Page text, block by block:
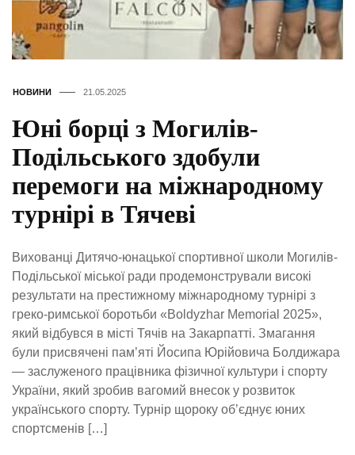
НОВИНИ 21.05.2025
Юні борці з Могилів-
Подільського здобули
перемоги на міжнародному
турнірі в Тячеві
Вихованці Дитячо-юнацької спортивної школи Могилів-
Подільської міської ради продемонстрували високі
результати на престижному міжнародному турнірі з
греко-римської боротьби «Boldyzhar Memorial 2025»,
який відбувся в місті Тячів на Закарпатті. Змагання
були присвячені пам’яті Йосипа Юрійовича Болдижара
— заслуженого працівника фізичної культури і спорту
України, який зробив вагомий внесок у розвиток
українського спорту. Турнір щороку об’єднує юних
спортсменів […]